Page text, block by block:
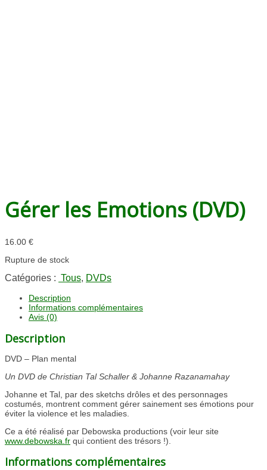
Gérer les Emotions (DVD)
16.00 €
Rupture de stock
Catégories : Tous, DVDs
Description
Informations complémentaires
Avis (0)
Description
DVD – Plan mental
Un DVD de Christian Tal Schaller & Johanne Razanamahay
Johanne et Tal, par des sketchs drôles et des personnages
costumés, montrent comment gérer sainement ses émotions pour
éviter la violence et les maladies.
Ce a été réalisé par Debowska productions (voir leur site
www.debowska.fr qui contient des trésors !).
Informations complémentaires